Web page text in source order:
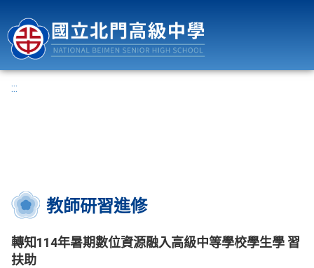
:::
教師研習進修
轉知114年暑期數位資源融入高級中等學校學生學 習
扶助